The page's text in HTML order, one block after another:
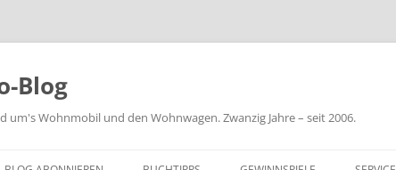
Blog
um's Wohnmobil und den Wohnwagen. Zwanzig Jahre – seit 2006.